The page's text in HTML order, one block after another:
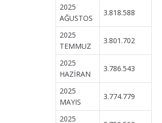
2025
AĞUSTOS
3.818.588
2025
TEMMUZ
3.801.702
2025
HAZİRAN
3.786.543
2025
MAYIS
3.774.779
2025